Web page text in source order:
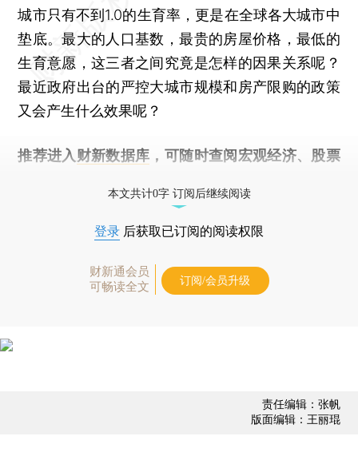
城市只有不到1.0的生育率，更是在全球各大城市中
垫底。最大的人口基数，最贵的房屋价格，最低的
生育意愿，这三者之间究竟是怎样的因果关系呢？
最近政府出台的严控大城市规模和房产限购的政策
又会产生什么效果呢？
推荐进入 财新数据库 ，可随时查阅宏观经济、股票
本文共计0字 订阅后继续阅读
登录 后获取已订阅的阅读权限
财新通会员
可畅读全文
订阅/会员升级
责任编辑：张帆
版面编辑：王丽琨